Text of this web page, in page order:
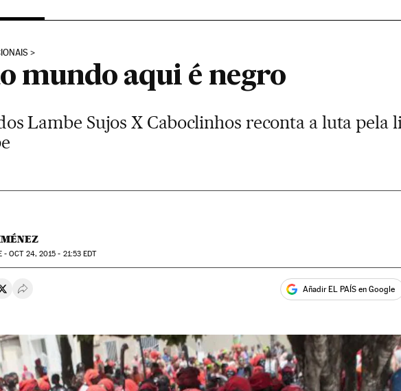
mundo aqui é negro
Lambe Sujos X Caboclinhos reconta a luta pela
-OCT24, 2015 - 21:53 EDT
en Whatsapp
en Facebook
Compartir en Twitter
Desplegar Redes Sociales Añadir EL PAÍS en Google